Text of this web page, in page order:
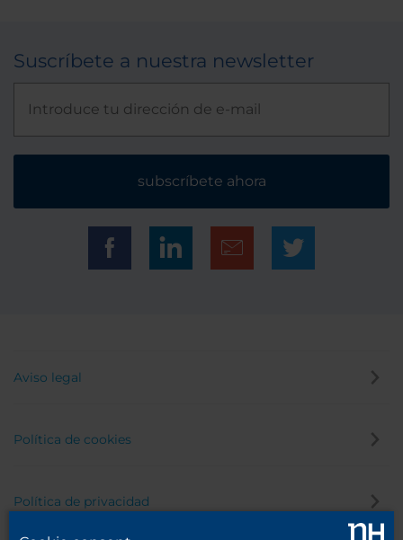
Suscríbete a nuestra newsletter
subscríbete ahora
Aviso legal
Política de cookies
Política de privacidad